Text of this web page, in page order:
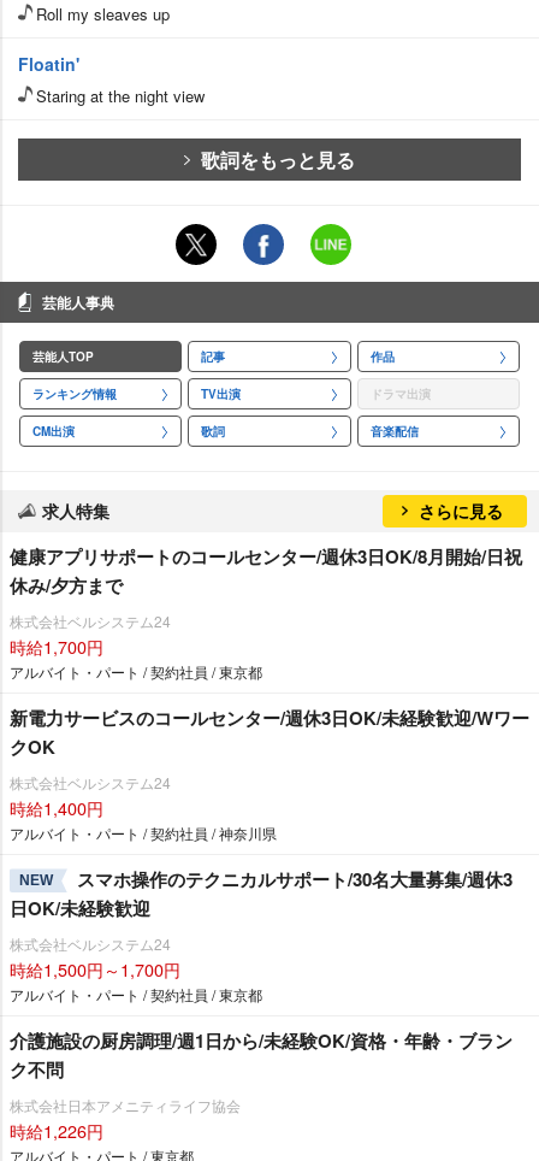
Roll my sleaves up
Floatin'
Staring at the night view
歌詞をもっと見る
芸能人事典
芸能人TOP 記事 作品
ランキング情報 TV出演 ドラマ出演
CM出演 歌詞 音楽配信
求人特集 さらに見る
健康アプリサポートのコールセンター/週休3日OK/8月開始/日祝
休み/夕方まで
株式会社ベルシステム24
時給1,700円
アルバイト・パート / 契約社員 / 東京都
新電力サービスのコールセンター/週休3日OK/未経験歓迎/Wワー
クOK
株式会社ベルシステム24
時給1,400円
アルバイト・パート / 契約社員 / 神奈川県
NEW
スマホ操作のテクニカルサポート/30名大量募集/週休3
日OK/未経験歓迎
株式会社ベルシステム24
時給1,500円～1,700円
アルバイト・パート / 契約社員 / 東京都
介護施設の厨房調理/週1日から/未経験OK/資格・年齢・ブラン
ク不問
株式会社日本アメニティライフ協会
時給1,226円
アルバイト・パート / 東京都